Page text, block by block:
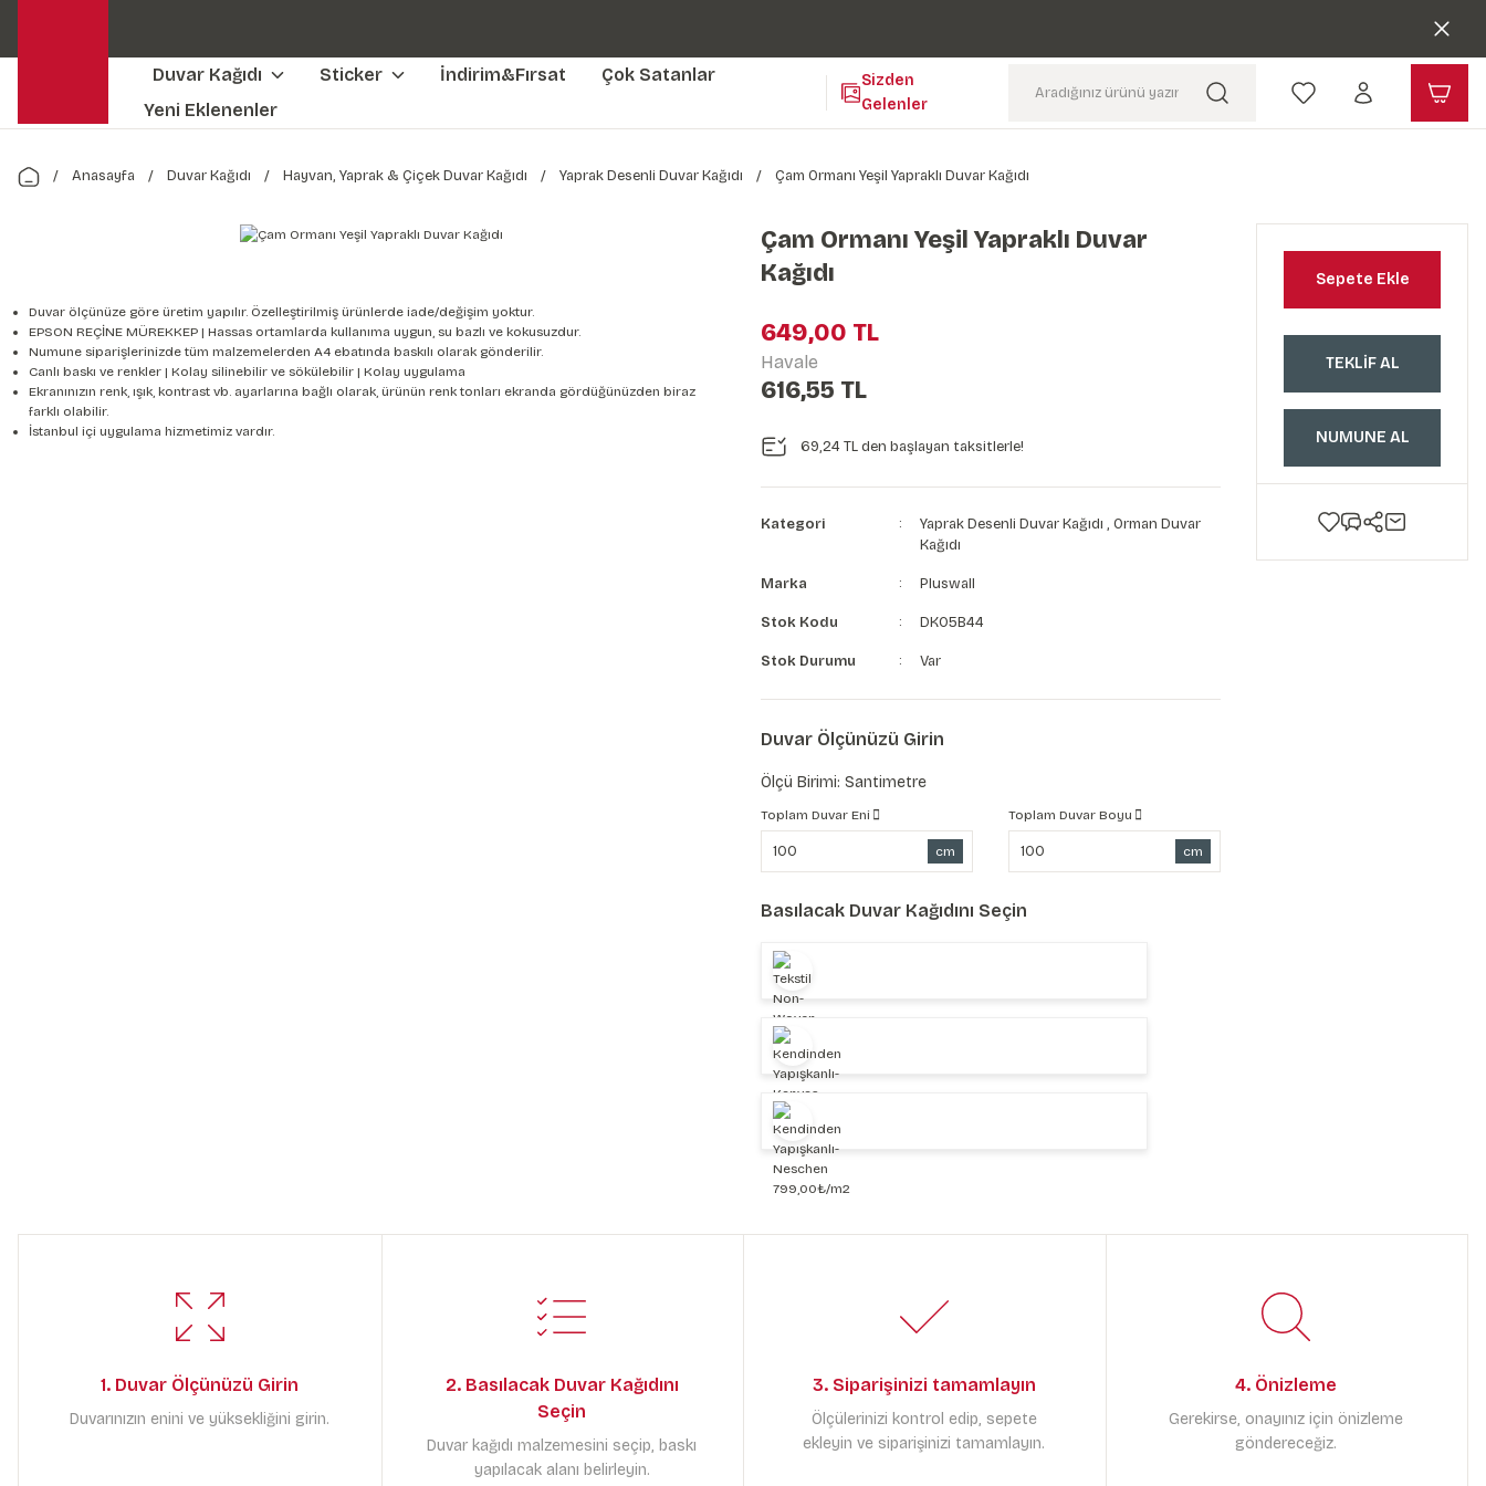
Kendinden Yapışkanlı Kolay Uygulanan Duvar Kağıtları😇
Duvar Kağıdı Sticker İndirim&Fırsat
Çok Satanlar
Yeni Eklenenler
Sizden
Gelenler
Anasayfa Duvar Kağıdı Hayvan, Yaprak & Çiçek Duvar Kağıdı Yaprak Desenli Duvar Kağıdı Çam Ormanı Yeşil Yapraklı Duvar Kağıdı
Duvar ölçünüze göre üretim yapılır. Özelleştirilmiş ürünlerde iade/değişim yoktur.
EPSON REÇİNE MÜREKKEP | Hassas ortamlarda kullanıma uygun, su bazlı ve kokusuzdur.
Numune siparişlerinizde tüm malzemelerden A4 ebatında baskılı olarak gönderilir.
Canlı baskı ve renkler | Kolay silinebilir ve sökülebilir | Kolay uygulama
Ekranınızın renk, ışık, kontrast vb. ayarlarına bağlı olarak, ürünün renk tonları ekranda gördüğünüzden biraz
farklı olabilir.
İstanbul içi uygulama hizmetimiz vardır.
Çam Ormanı Yeşil Yapraklı Duvar
Kağıdı
649,00 TL
Havale
616,55 TL
69,24 TL den başlayan taksitlerle!
Kategori Yaprak Desenli Duvar Kağıdı , Orman Duvar
Kağıdı
Marka Pluswall
Stok Kodu DK05B44
Stok Durumu Var
Duvar Ölçünüzü Girin
Ölçü Birimi: Santimetre
Toplam Duvar Eni
cm
Toplam Duvar Boyu
cm
Basılacak Duvar Kağıdını Seçin
Sepete Ekle
TEKLİF AL
NUMUNE AL
1. Duvar Ölçünüzü Girin
Duvarınızın enini ve yüksekliğini girin.
2. Basılacak Duvar Kağıdını
Seçin
Duvar kağıdı malzemesini seçip, baskı
yapılacak alanı belirleyin.
3. Siparişinizi tamamlayın
Ölçülerinizi kontrol edip, sepete
ekleyin ve siparişinizi tamamlayın.
4. Önizleme
Gerekirse, onayınız için önizleme
göndereceğiz.